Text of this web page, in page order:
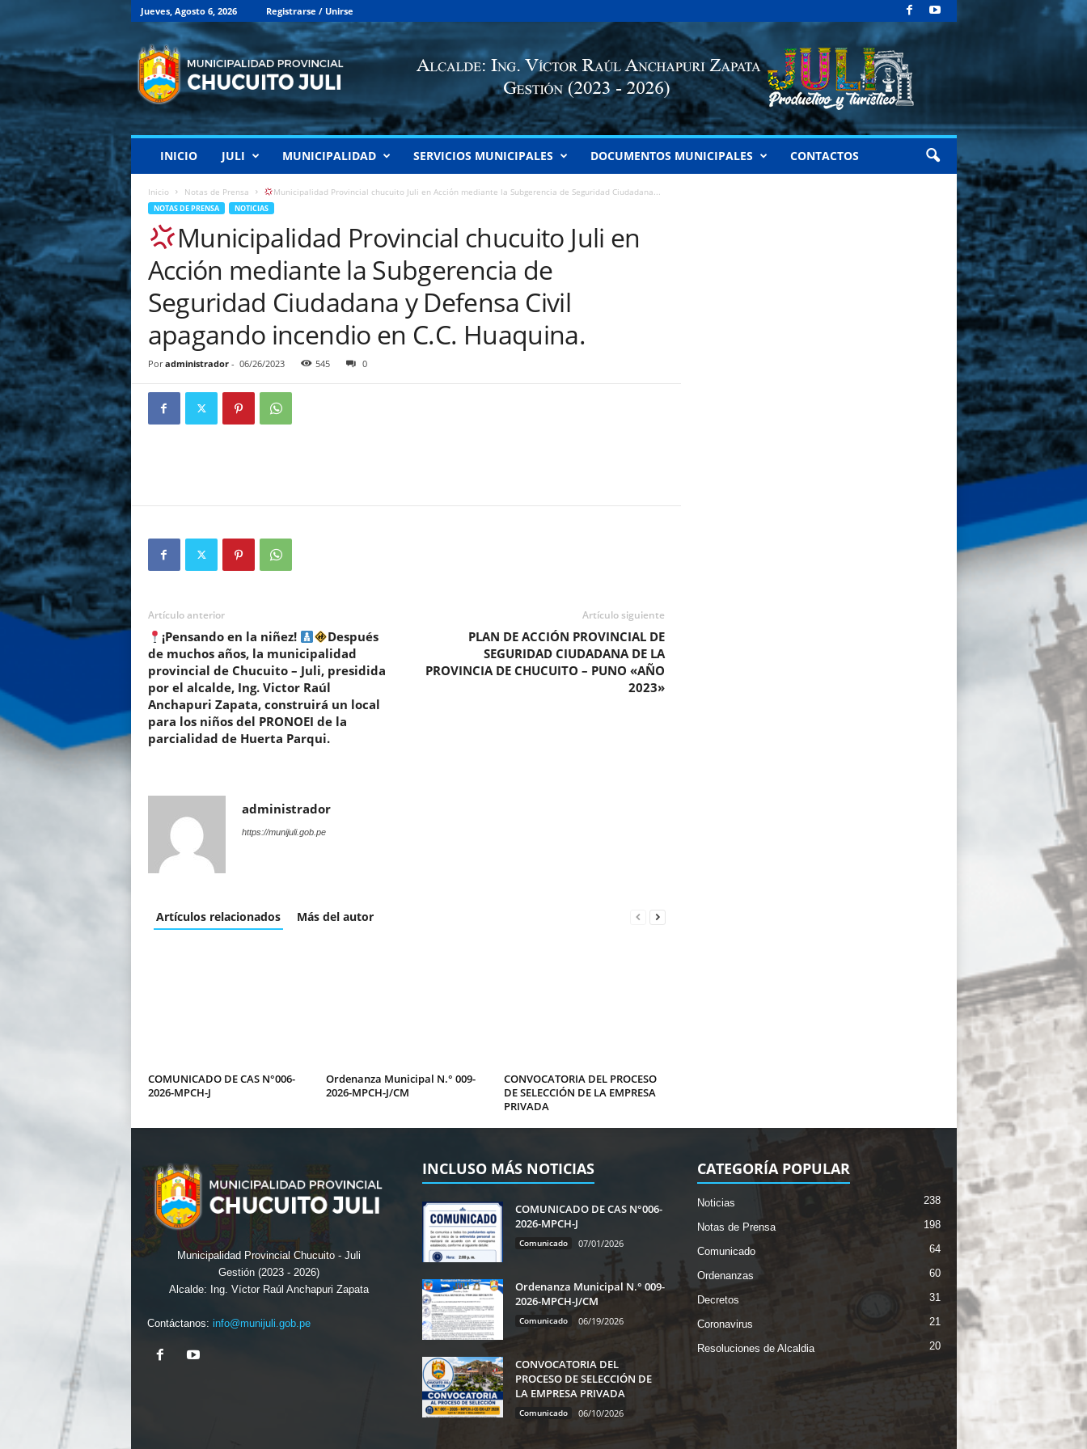
Jueves, Agosto 6, 2026 Registrarse / Unirse
n
c
p
a
l
i
d
P
r
o
i
n
c
i
a
l
d
e
C
c
u
i
t
o
u
l
INICIO JULI MUNICIPALIDAD SERVICIOS MUNICIPALES DOCUMENTOS MUNICIPALES CONTACTOS
Inicio Notas de Prensa Municipalidad Provincial chucuito Juli en Acción mediante la Subgerencia de Seguridad Ciudadana...
NOTAS DE PRENSA NOTICIAS
Municipalidad Provincial chucuito Juli en
Acción mediante la Subgerencia de
Seguridad Ciudadana y Defensa Civil
apagando incendio en C.C. Huaquina.
Por administrador- 06/26/2023 545 0
Artículo anterior
¡Pensando en la niñez!
Después
de muchos años, la municipalidad
provincial de Chucuito – Juli, presidida
por el alcalde, Ing. Victor Raúl
Anchapuri Zapata, construirá un local
para los niños del PRONOEI de la
parcialidad de Huerta Parqui.
Artículo siguiente
PLAN DE ACCIÓN PROVINCIAL DE
SEGURIDAD CIUDADANA DE LA
PROVINCIA DE CHUCUITO – PUNO «AÑO
2023»
administrador
https://munijuli.gob.pe
Artículos relacionados Más del autor
COMUNICADO DE CAS N°006-
2026-MPCH-J
Ordenanza Municipal N.° 009-
2026-MPCH-J/CM
CONVOCATORIA DEL PROCESO
DE SELECCIÓN DE LA EMPRESA
PRIVADA
Municipalidad Provincial Chucuito - Juli
Gestión (2023 - 2026)
Alcalde: Ing. Víctor Raúl Anchapuri Zapata
Contáctanos: info@munijuli.gob.pe
INCLUSO MÁS NOTICIAS
COMUNICADO DE CAS N°006-
2026-MPCH-J
Comunicado 07/01/2026
Ordenanza Municipal N.° 009-
2026-MPCH-J/CM
Comunicado 06/19/2026
CONVOCATORIA DEL
PROCESO DE SELECCIÓN DE
LA EMPRESA PRIVADA
Comunicado 06/10/2026
CATEGORÍA POPULAR
Noticias 238
Notas de Prensa 198
Comunicado 64
Ordenanzas 60
Decretos 31
Coronavirus 21
Resoluciones de Alcaldia 20